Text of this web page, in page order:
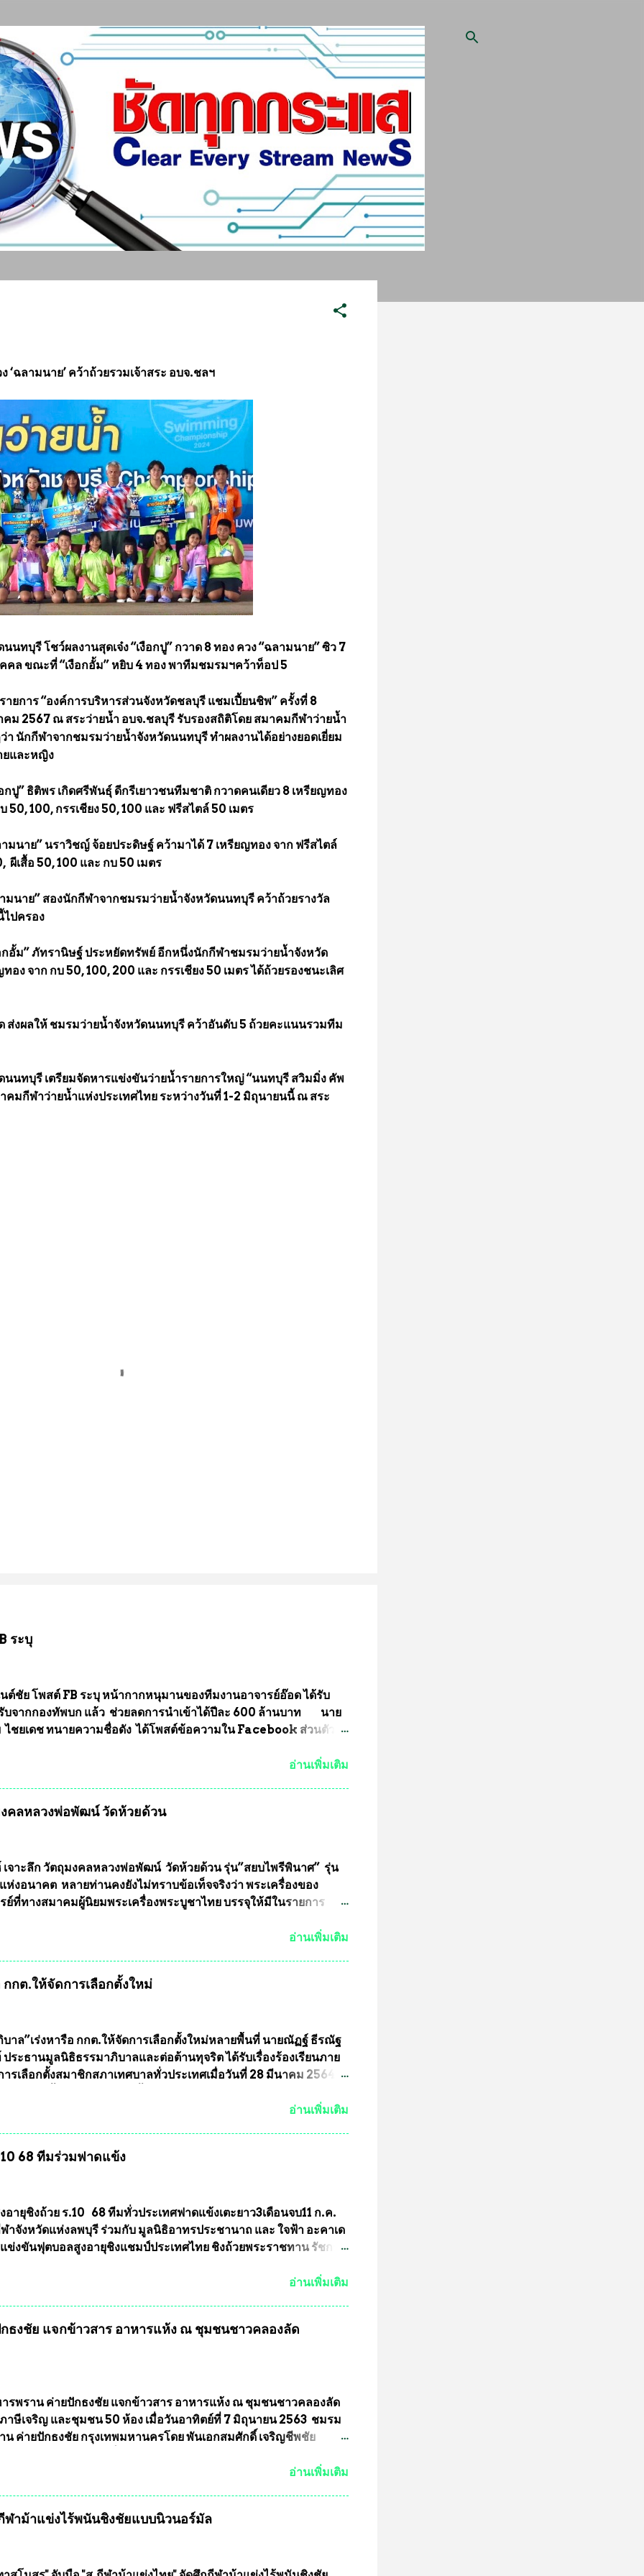
ง ‘ฉลามนาย’ คว้าถ้วยรวมเจ้าสระ อบจ.ชลฯ
ทบุรี โชว์ผลงานสุดเจ๋ง “เงือกปู” กวาด 8 ทอง ควง “ฉลามนาย” ซิว 7
ล ขณะที่ “เงือกอั้ม” หยิบ 4 ทอง พาทีมชมรมฯคว้าท็อป 5
ายการ “องค์การบริหารส่วนจังหวัดชลบุรี แชมเปี้ยนชิพ” ครั้งที่ 8
ม 2567 ณ สระว่ายน้ำ อบจ.ชลบุรี รับรองสถิติโดย สมาคมกีฬาว่ายน้ำ
า นักกีฬาจากชมรมว่ายน้ำจังหวัดนนทบุรี ทำผลงานได้อย่างยอดเยี่ยม
ยและหญิง
กปู” ธิติพร เกิดศรีพันธ์ุ ดีกรีเยาวชนทีมชาติ กวาดคนเดียว 8 เหรียญทอง
50, 100, กรรเชียง 50, 100 และ ฟรีสไตล์ 50 เมตร
มนาย” นราวิชญ์ จ้อยประดิษฐ์ คว้ามาได้ 7 เหรียญทอง จาก ฟรีสไตล์
ผีเสื้อ 50, 100 และ กบ 50 เมตร
ามนาย” สองนักกีฬาจากชมรมว่ายน้ำจังหวัดนนทบุรี คว้าถ้วยรางวัล
ปครอง
อั้ม” ภัทรานิษฐ์ ประหยัดทรัพย์ อีกหนึ่งนักกีฬาชมรมว่ายน้ำจังหวัด
อง จาก กบ 50, 100, 200 และ กรรเชียง 50 เมตร ได้ถ้วยรองชนะเลิศ
ส่งผลให้ ชมรมว่ายน้ำจังหวัดนนทบุรี คว้าอันดับ 5 ถ้วยคะแนนรวมทีม
นทบุรี เตรียมจัดหารแข่งขันว่ายน้ำรายการใหญ่ “นนทบุรี สวิมมิ่ง คัพ
คมกีฬาว่ายน้ำแห่งประเทศไทย ระหว่างวันที่ 1-2 มิถุนายนนี้ ณ สระ
ระบุ
ต์ชัย โพสต์ FB ระบุ หน้ากากหนุมานของทีมงานอาจารย์อ๊อด ได้รับ
บจากกองทัพบก แล้ว ช่วยลดการนำเข้าได้ปีละ 600 ล้านบาท นาย
ชยเดช ทนายความชื่อดัง ได้โพสต์ข้อความใน Facebook ส่วนตัว
กป้องกันสารพิษทางทหาร ถ้าสามารถผลิตได้ในประเทศไทย จะทำให้
ศชาติอย่างยิ่ง ผมจะดีใจและภูมิใจมากหากหน้ากากป้องกันสารพิษทาง
รับการผลิตในประเทศลดการนำเข้าโดยเด็ดขาด และสามารถผลิต
งออกต่างประเทศได้ โดยทีมทนายความและทีมงา...
อ่านเพิ่มเติม
งคลหลวงพ่อพัฒน์ วัดห้วยด้วน
เจาะลึก วัตถุมงคลหลวงพ่อพัฒน์ วัดห้วยด้วน รุ่น”สยบไพรีพินาศ” รุ่น
ห่งอนาคต หลายท่านคงยังไม่ทราบข้อเท็จจริงว่า พระเครื่องของ
รย์ที่ทางสมาคมผู้นิยมพระเครื่องพระบูชาไทย บรรจุให้มีในรายการ
ระเครื่องหลวงพ่อคูณ มีเพียงบางรุ่นเท่านั้นที่อยู่ในรายการประกวด
บถาวรบ้าง ก็คงจะมีการคัดเลือกเพียงบางรุ่นเช่นกัน เนื่องจากพระ
ารประกวดต้องมีคุณสมบัติชัดเจนดังนี้ 1.)พระทุกองค์จะต้องตอกโค๊ต
ายเลข (พร้อมทั้งมีการทำลายบล๊อก โค๊ด หมายเลข) 2.)ต้องมีการ
ำนวนการจัดสร้างให้ชัดเจน ว่าสร้างจำนวนเท่าไหร่ (เพื่อป้องกันการปั๊ม
อ่านเพิ่มเติม
กกต.ให้จัดการเลือกตั้งใหม่
บาล”เร่งหารือ กกต.ให้จัดการเลือกตั้งใหม่หลายพื้นที่ นายณัฏฐ์ ธีรณัฐ
ระธานมูลนิธิธรรมาภิบาลและต่อต้านทุจริต ได้รับเรื่องร้องเรียนภาย
ารเลือกตั้งสมาชิกสภาเทศบาลทั่วประเทศเมื่อวันที่ 28 มีนาคม 2564 ที่
ารเลือกตั้ง นายณัฏฐ์ ธีรณัฐสุภานนท์ เปิดเผยว่า “ยกตัวอย่างในเขต
รเลือกตั้งเข้ามาเป็นจำนวนมาก โดยจะเข้าหารือกับเลขาธิการคณะ
ารเลือกตั้ง เพื่อให้ตั้งคณะกรรมการแสวงหาข้อเท็จจริง เร่งให้มีคำ
หม่อีกครั้ง ประธานมูลนิธิธรรมาภิบาลและต่อต้านทุจริต กล่าวต่ออีกว่า
งใหม่เป็นเขตพื้นที่เศรษฐกิจอันสำคัญของภาคเหนือ ต้องส่งเสริมให้ผู้นำ
างๆมีหลักธรรมาภิบาลในการบริหารราชการแผ่นดิน คณะกรรมการ
อ่านเพิ่มเติม
68 ทีมร่วมฟาดแข้ง
อายุชิงถ้วย ร.10 68 ทีมทั่วประเทศฟาดแข้งเตะยาว3เดือนจบ11 ก.ค.
าจังหวัดแห่งลพบุรี ร่วมกับ มูลนิธิอาทรประชานาถ และ ใจฟ้า อะคาเด
ข่งขันฟุตบอลสูงอายุชิงแชมป์ประเทศไทย ชิงถ้วยพระราชทาน รัชกาล
าตให้ลงแข่งขันได้ ทีมแชมป์ได้รับ 150,000 บาท พร้อมได้สิทธิ์ไปทัวร์
ลนิธิประชานาถ และ ประธานอำนวยการจัดการแข่งขันฟุตบอลสูงอายุ
ยวรางกูร (รัชกาลที่ 10 ) พร้อมด้วย ดร.สุจินต์ สว่างศรี รองประธาน
ะคณะทำงาน ได้ร่วมกันประชุมหารือเตรียมความพร้อมจัดการ
บอลสูงอายุ ชิงแชมป์ประเทศไทย ครั้งที่ 1 ประจำปี 2564 กำหนด
หว่างวันที่ 24 เมษายน จนถึงว...
อ่านเพิ่มเติม
ธงชัย แจกข้าวสาร อาหารแห้ง ณ​ ชุมชนชาวคลองลัด
รพราน ค่ายปักธงชัย แจกข้าวสาร อาหารแห้ง ณ​ ชุมชนชาวคลองลัด
าษีเจริญ และชุมชน 50 ห้อง เมื่อวันอาทิตย์ที่ 7 มิถุนายน 2563 ชมรม
น ค่ายปักธงชัย กรุงเทพมหานครโดย พันเอกสมศักดิ์ เจริญชีพชัย
มหานคร ได้เป็นประธาน แจกข้าวสาร อาหารแห้ง ให้กับพี่น้องชุมชน
เอก ทองอินทร์ พรหมสุวรรณ ท่านรองกัมปนาท ผู้ร่วมประสานงาน ไม่
อ่านเพิ่มเติม
าม้าแข่งไร้พนันชิงชัยแบบนิวนอร์มัล